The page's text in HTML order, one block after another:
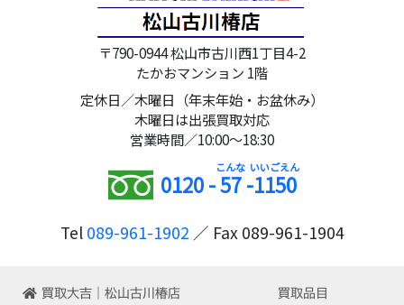
〒790-0944 松山市古川西1丁目4-2
たかおマンション 1階
定休日／木曜日（年末年始・お盆休み）
木曜日は出張買取対応
営業時間／10:00～18:30
0120 -57-1150
Tel 089-961-1902 ／ Fax 089-961-1904
買取大吉｜松山古川椿店 買取品目